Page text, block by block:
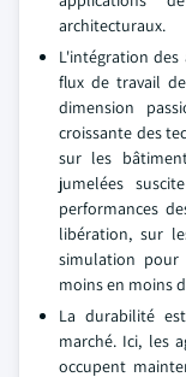
architecturaux.
L'intégration
flux de travail
dimension
croissante des
sur les
jumelées
performances
libération, sur
simulation pour
moins en moins
La durabilité
marché. Ici, les
occupent